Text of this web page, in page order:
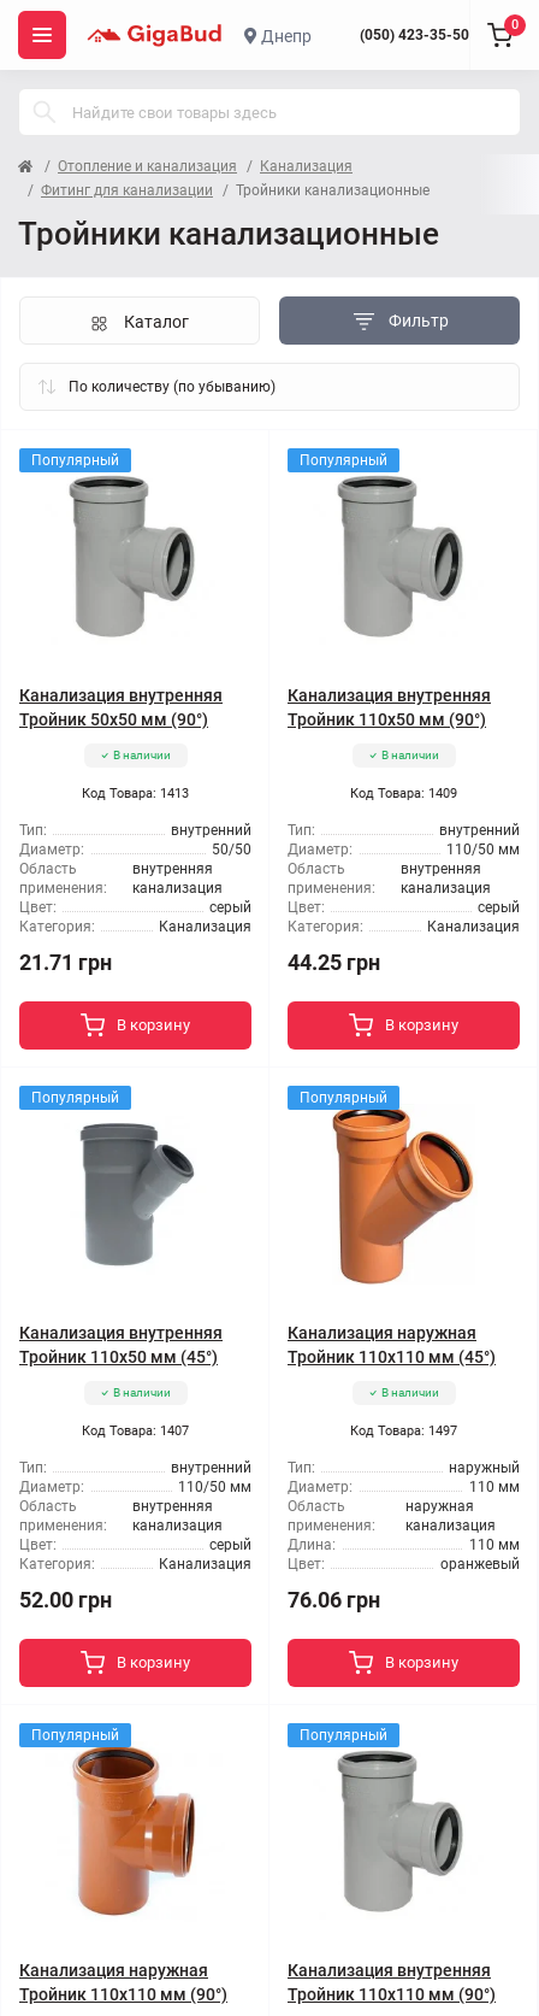
Днепр (050) 423-35-50
0
Отопление и канализация
Канализация
Фитинг для канализации
Тройники канализационные
Тройники канализационные
Фильтр
Каталог
Популярный
Канализация внутренняя
Тройник 50x50 мм (90°)
В наличии
Код Товара: 1413
Тип:
внутренний
Диаметр:
50/50
Область
применения:
внутренняя
канализация
Цвет:
серый
Категория:
Канализация
21.71 грн
В корзину
Популярный
Канализация внутренняя
Тройник 110x50 мм (90°)
В наличии
Код Товара: 1409
Тип:
внутренний
Диаметр:
110/50 мм
Область
применения:
внутренняя
канализация
Цвет:
серый
Категория:
Канализация
44.25 грн
В корзину
Популярный
Канализация внутренняя
Тройник 110x50 мм (45°)
В наличии
Код Товара: 1407
Тип:
внутренний
Диаметр:
110/50 мм
Область
применения:
внутренняя
канализация
Цвет:
серый
Категория:
Канализация
52.00 грн
В корзину
Популярный
Канализация наружная
Тройник 110x110 мм (45°)
В наличии
Код Товара: 1497
Тип:
наружный
Диаметр:
110 мм
Область
применения:
наружная
канализация
Длина:
110 мм
Цвет:
оранжевый
76.06 грн
В корзину
Популярный
Канализация наружная
Тройник 110x110 мм (90°)
Популярный
Канализация внутренняя
Тройник 110x110 мм (90°)